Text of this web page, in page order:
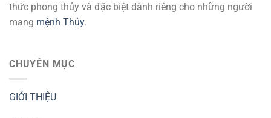
thức phong thủy và đặc biệt dành riêng cho những người
mang mệnh Thủy.
CHUYÊN MỤC
GIỚI THIỆU